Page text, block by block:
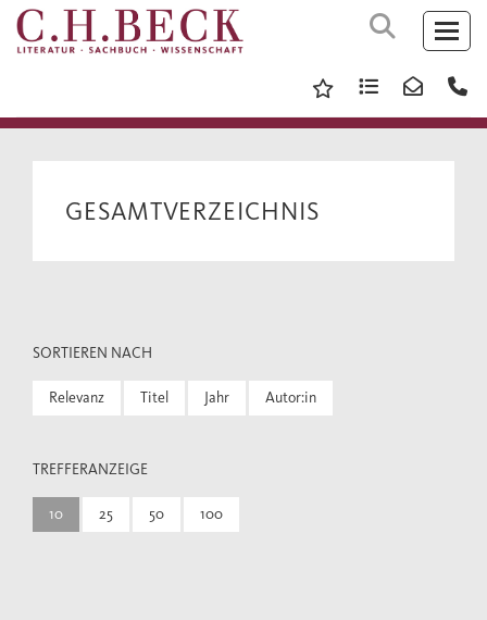
GESAMTVERZEICHNIS
SORTIEREN NACH
Relevanz Titel Jahr Autor:in
TREFFERANZEIGE
10 25 50 100